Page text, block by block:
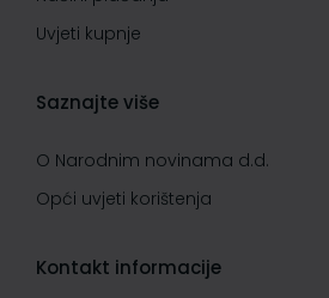
Uvjeti kupnje
Saznajte više
O Narodnim novinama d.d.
Opći uvjeti korištenja
Kontakt informacije